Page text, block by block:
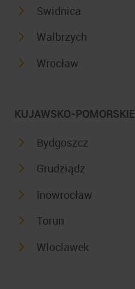
Swidnica
Walbrzych
Wrocław
KUJAWSKO-POMORSKIE
Bydgoszcz
Grudziądz
Inowrocław
Torun
Wloclawek